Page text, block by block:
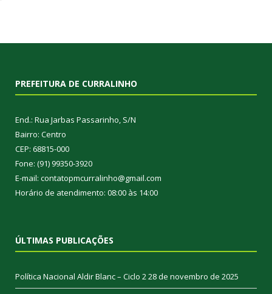
PREFEITURA DE CURRALINHO
End.: Rua Jarbas Passarinho, S/N
Bairro: Centro
CEP: 68815-000
Fone: (91) 99350-3920
E-mail: contatopmcurralinho@gmail.com
Horário de atendimento: 08:00 às 14:00
ÚLTIMAS PUBLICAÇÕES
Política Nacional Aldir Blanc – Ciclo 228 de novembro de 2025